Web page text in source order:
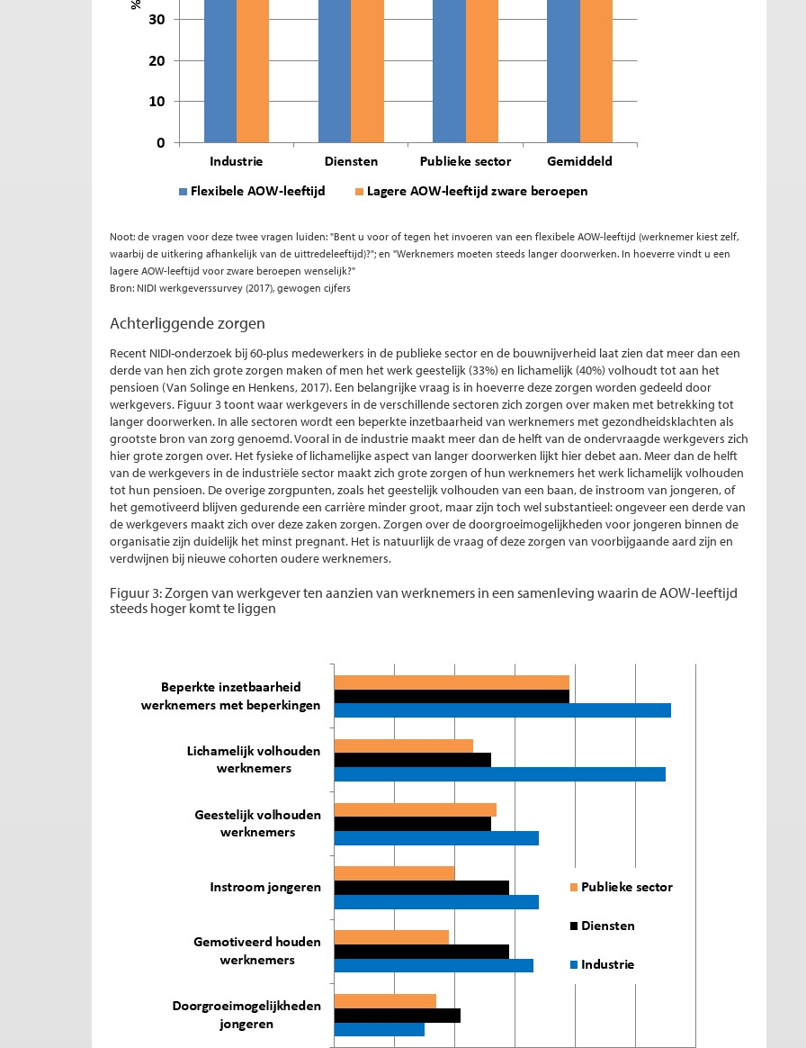
Noot: de vragen voor deze twee vragen luiden: "Bent u voor of tegen het invoeren van een flexibele AOW-leeftijd (werknemer kiest zelf,
waarbij de uitkering afhankelijk van de uittredeleeftijd)?"; en "Werknemers moeten steeds langer doorwerken. In hoeverre vindt u een
lagere AOW-leeftijd voor zware beroepen wenselijk?"
Bron: NIDI werkgeverssurvey (2017), gewogen cijfers
Achterliggende zorgen
Recent NIDI-onderzoek bij 60-plus medewerkers in de publieke sector en de bouwnijverheid laat zien dat meer dan een
derde van hen zich grote zorgen maken of men het werk geestelijk (33%) en lichamelijk (40%) volhoudt tot aan het
pensioen (Van Solinge en Henkens, 2017). Een belangrijke vraag is in hoeverre deze zorgen worden gedeeld door
werkgevers. Figuur 3 toont waar werkgevers in de verschillende sectoren zich zorgen over maken met betrekking tot
langer doorwerken. In alle sectoren wordt een beperkte inzetbaarheid van werknemers met gezondheidsklachten als
grootste bron van zorg genoemd. Vooral in de industrie maakt meer dan de helft van de ondervraagde werkgevers zich
hier grote zorgen over. Het fysieke of lichamelijke aspect van langer doorwerken lijkt hier debet aan. Meer dan de helft
van de werkgevers in de industriële sector maakt zich grote zorgen of hun werknemers het werk lichamelijk volhouden
tot hun pensioen. De overige zorgpunten, zoals het geestelijk volhouden van een baan, de instroom van jongeren, of
het gemotiveerd blijven gedurende een carrière minder groot, maar zijn toch wel substantieel: ongeveer een derde van
de werkgevers maakt zich over deze zaken zorgen. Zorgen over de doorgroeimogelijkheden voor jongeren binnen de
organisatie zijn duidelijk het minst pregnant. Het is natuurlijk de vraag of deze zorgen van voorbijgaande aard zijn en
verdwijnen bij nieuwe cohorten oudere werknemers.
Figuur 3: Zorgen van werkgever ten aanzien van werknemers in een samenleving waarin de AOW-leeftijd
steeds hoger komt te liggen